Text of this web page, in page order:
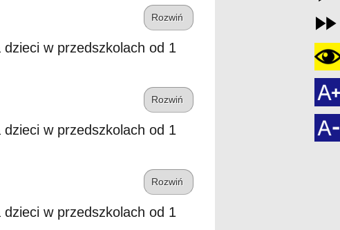
Rozwiń
w przedszkolach od 1
Rozwiń
w przedszkolach od 1
Rozwiń
w przedszkolach od 1